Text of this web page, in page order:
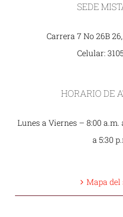
SEDE
Carrera 7 No 26B
Celular:
HORARIO DE
Lunes a Viernes – 8:00 a.m.
a 5:30
Mapa